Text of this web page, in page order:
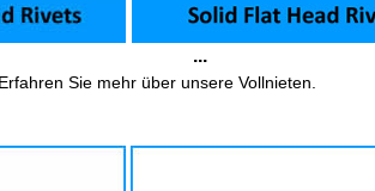
Erfahren Sie mehr über unsere Vollnieten.